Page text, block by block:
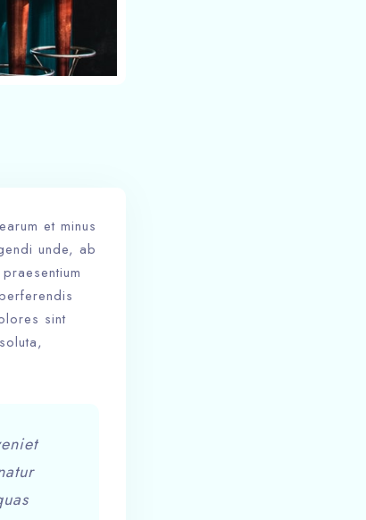
et minus
unde, ab
sint